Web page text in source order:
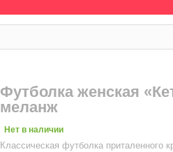
Футболка женская
меланж
Нет в наличии
Классическая футболка приталенного